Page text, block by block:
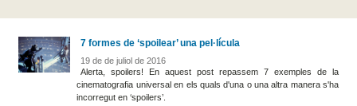
7 formes de ‘spoilear’ una pel·lícula
19 de de juliol de 2016
Alerta, spoilers! En aquest post repassem 7 exemples de la
cinematografia universal en els quals d'una o una altra manera s'ha
incorregut en ‘spoilers’.